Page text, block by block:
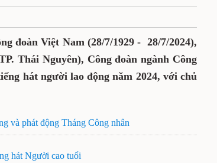
đoàn Việt Nam (28/7/1929 - 28/7/2024),
Thái Nguyên), Công đoàn ngành Công
hát người lao động năm 2024, với chủ
và phát động Tháng Công nhân
hát Người cao tuổi